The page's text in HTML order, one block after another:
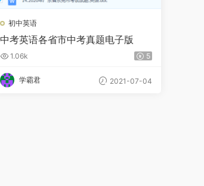
初中英语
中考英语各省市中考真题电子版
1.06k 5
学霸君 2021-07-04